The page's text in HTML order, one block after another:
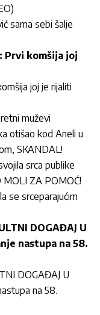
sama sebi šalje
Prvi komšija joj
joj je rijaliti
muževi
otišao kod Aneli u
SKANDAL!
srca publike
MOLI ZA POMOĆ!
se srceparajućim
DOGAĐAJ U
nastupa na 58.
DOGAĐAJ U
na 58.